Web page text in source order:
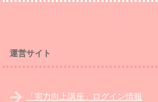
運営サイト
「実力向上講座」ログイン情報